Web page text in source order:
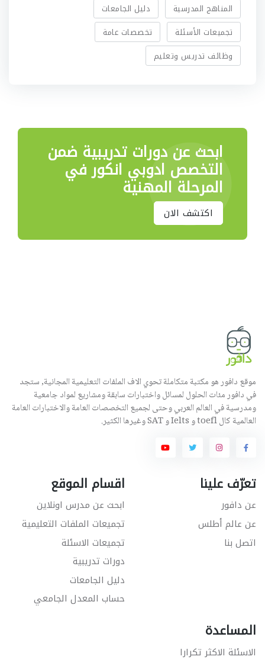
المناهج المدرسية
دليل الجامعات
تجميعات الأسئلة
تخصصات عامة
وظائف تدريس وتعليم
ابحث عن دورات تدريبية ضمن
التخصص ادوبي انكور في
المرحلة المهنية
اكتشف الان
موقع دافور هو مكتبة متكاملة تحوي الاف الملفات التعليمية المجانية, ستجد
في دافور مئات الحلول لمسائل واختبارات سابقة ومشاريع لمواد جامعية
ومدرسية في العالم العربي وحتى لجميع التخصصات العامة والاختبارات العامة
العالمية كال toefl و Ielts و SAT وغيرها الكثير.
تعرّف علينا
عن دافور
عن عالم أطلس
اتصل بنا
اقسام الموقع
ابحث عن مدرس اونلاين
تجميعات الملفات التعليمية
تجميعات الاسئلة
دورات تدريبية
دليل الجامعات
حساب المعدل الجامعي
المساعدة
الاسئلة الاكثر تكرارا